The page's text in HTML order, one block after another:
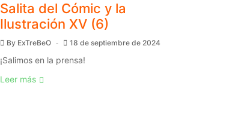
Salita del Cómic y la
Ilustración XV (6)
By ExTreBeO 18 de septiembre de 2024
¡Salimos en la prensa!
Leer más